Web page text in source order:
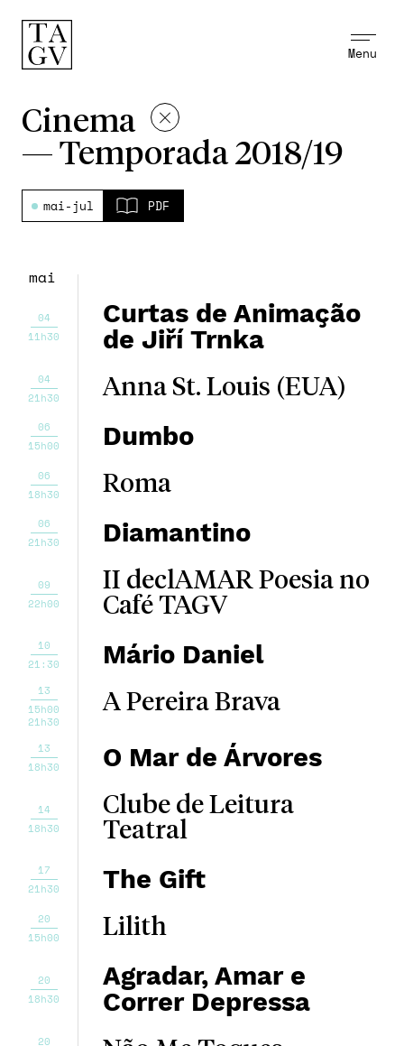
Menu
Cinema
— Temporada 2018/19
mai-jul PDF
mai
04
11h30
Curtas de Animação
de Jiří Trnka
04
21h30
Anna St. Louis (EUA)
06
15h00
Dumbo
06
18h30
Roma
06
21h30
Diamantino
09
22h00
II declAMAR Poesia no
Café TAGV
10
21:30
Mário Daniel
13
15h00
21h30
A Pereira Brava
13
18h30
O Mar de Árvores
14
18h30
Clube de Leitura
Teatral
17
21h30
The Gift
20
15h00
Lilith
20
18h30
Agradar, Amar e
Correr Depressa
20